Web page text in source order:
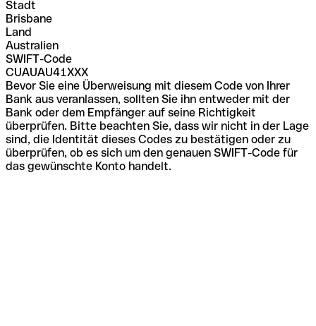
Stadt
Brisbane
Land
Australien
SWIFT-Code
CUAUAU41XXX
Bevor Sie eine Überweisung mit diesem Code von Ihrer
Bank aus veranlassen, sollten Sie ihn entweder mit der
Bank oder dem Empfänger auf seine Richtigkeit
überprüfen. Bitte beachten Sie, dass wir nicht in der Lage
sind, die Identität dieses Codes zu bestätigen oder zu
überprüfen, ob es sich um den genauen SWIFT-Code für
das gewünschte Konto handelt.